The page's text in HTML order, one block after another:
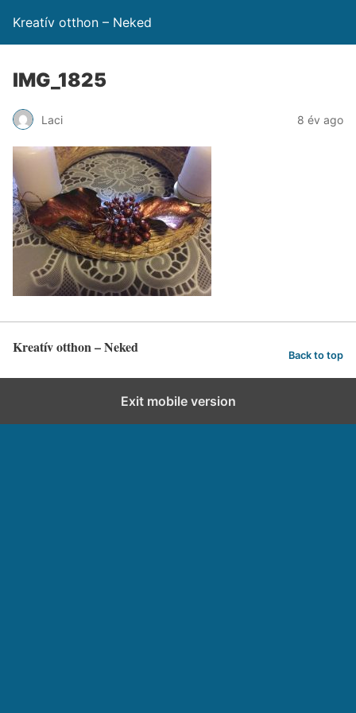
Kreatív otthon – Neked
IMG_1825
Laci 8 év ago
Kreatív otthon – Neked Back to top
Exit mobile version